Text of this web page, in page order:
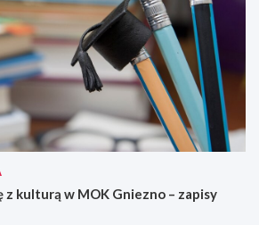
z kulturą w MOK Gniezno – zapisy